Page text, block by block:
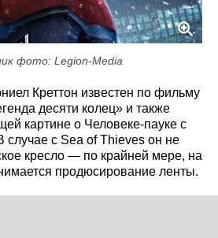
фото: Legion-Media
Креттон известен по фильму
десяти колец» и также
картине о Человеке-пауке с
с Sea of Thieves он не
кресло — по крайней мере, на
продюсирование ленты.